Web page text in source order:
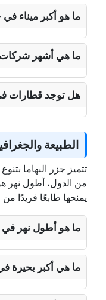
ما هو أكبر ميناء في
ما هي أشهر شركات
هل توجد قطارات
الطبيعة
تتميز جزر البهاما
من الدول، أطول نهر
يمنحها طابعًا فريدًا من
ما هو أطول نهر في
ما هي أكبر بحيرة